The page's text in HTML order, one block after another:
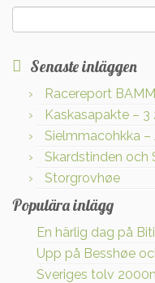
efter:
Senaste inläggen
Racereport
Kaskasapakte –
Sielmmacohkka
Skardstinden och
Storgrovhøe
Populära inlägg
En härlig dag på
Upp på Besshøe
Sveriges tolv